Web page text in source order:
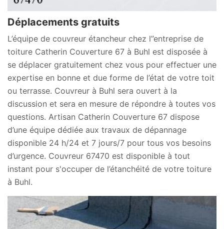
Déplacements gratuits
L’équipe de couvreur étancheur chez l’’entreprise de
toiture Catherin Couverture 67 à Buhl est disposée à
se déplacer gratuitement chez vous pour effectuer une
expertise en bonne et due forme de l’état de votre toit
ou terrasse. Couvreur à Buhl sera ouvert à la
discussion et sera en mesure de répondre à toutes vos
questions. Artisan Catherin Couverture 67 dispose
d’une équipe dédiée aux travaux de dépannage
disponible 24 h/24 et 7 jours/7 pour tous vos besoins
d’urgence. Couvreur 67470 est disponible à tout
instant pour s'occuper de l’étanchéité de votre toiture
à Buhl.